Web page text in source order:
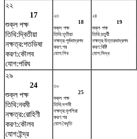
২২
17
শুক্ল পক্ষ
তিথি:দ্বিতীয়া
নক্ষত্র:শতভিষ‌া
করণ:কৌলব
যোগ:পরিঘ
২৩
18
শুক্ল পক্ষ
তিথি:তৃতীয়া
নক্ষত্র:পূর্বভাদ্রপদ
করণ:গর
যোগ:শিব
২৪
19
শুক্ল পক্ষ
তিথি:চতুর্থী
নক্ষত্র:উত্তরভাদ্রপদ
করণ:বিষ্টি
যোগ:সিদ্ধ
২৯
24
শুক্ল পক্ষ
তিথি:নবমী
নক্ষত্র:রোহিণী
করণ:কৌলব
যোগ:ইন্দ্র
৩০
25
শুক্ল পক্ষ
তিথি:দশমী
নক্ষত্র:মৃগশিরা
করণ:গর
যোগ:বৈধৃতি